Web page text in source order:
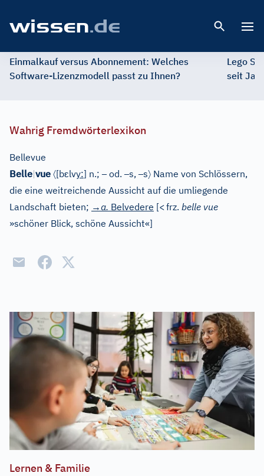
Einmalkauf versus Abonnement: Welches
Software-Lizenzmodell passt zu Ihnen?
Lego
seit
Wahrig Fremdwörterlexikon
Bellevue
Belle|vue 〈[bɛlvy:] n.;–od.–s,–s〉 Name von Schlössern,
die eine weitreichende Aussicht auf die umliegende
Landschaft bieten; →a. Belvedere [<frz. belle vue
»schöner Blick, schöne Aussicht«]
Lernen & Familie